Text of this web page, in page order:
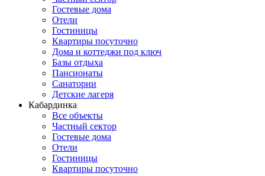
Гостевые дома
Отели
Гостиницы
Квартиры посуточно
Дома и коттеджи под ключ
Базы отдыха
Пансионаты
Санатории
Детские лагеря
Кабардинка
Все объекты
Частный сектор
Гостевые дома
Отели
Гостиницы
Квартиры посуточно